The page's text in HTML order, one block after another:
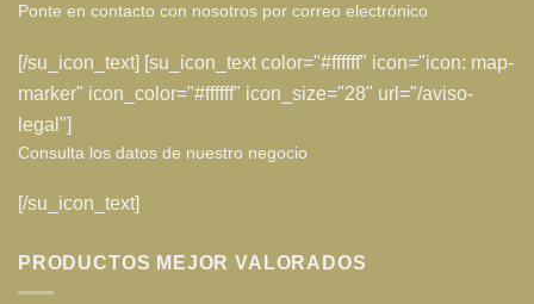
Ponte en contacto con nosotros por correo electrónico
[/su_icon_text] [su_icon_text color="#ffffff" icon="icon: map-
marker" icon_color="#ffffff" icon_size="28" url="/aviso-
legal"]
Consulta los datos de nuestro negocio
[/su_icon_text]
PRODUCTOS MEJOR VALORADOS